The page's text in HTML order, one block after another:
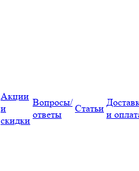
Акции
и
скидки
Вопросы/
ответы
Статьи
и